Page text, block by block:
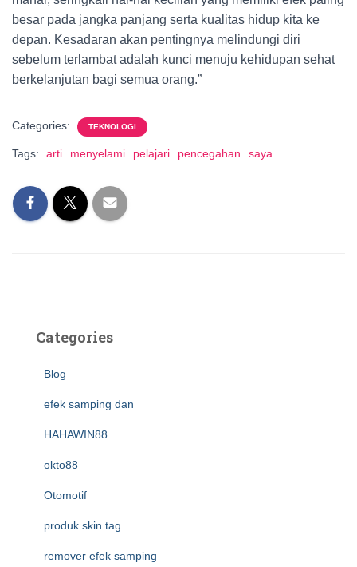
besar pada jangka panjang serta kualitas hidup kita ke
depan. Kesadaran akan pentingnya melindungi diri
sebelum terlambat adalah kunci menuju kehidupan sehat
berkelanjutan bagi semua orang.”
Categories: TEKNOLOGI
Tags: arti menyelami pelajari pencegahan saya
Categories
Blog
efek samping dan
HAHAWIN88
okto88
Otomotif
produk skin tag
remover efek samping